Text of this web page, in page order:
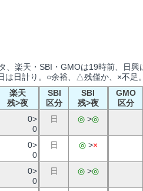
、楽天・SBI・GMOは19時前、日興
は日計り。○余裕、△残僅か、×不足
楽天
残>夜
SBI
区分
SBI
残>夜
GMO
区分
0>
0
日 ◎>◎
0>
0
日 ◎>×
0>
0
日 ◎>◎